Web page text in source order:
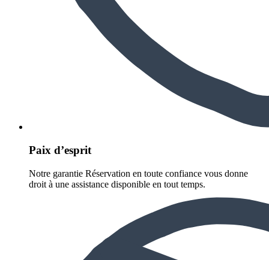
Paix d’esprit
Notre garantie Réservation en toute confiance vous donne
droit à une assistance disponible en tout temps.